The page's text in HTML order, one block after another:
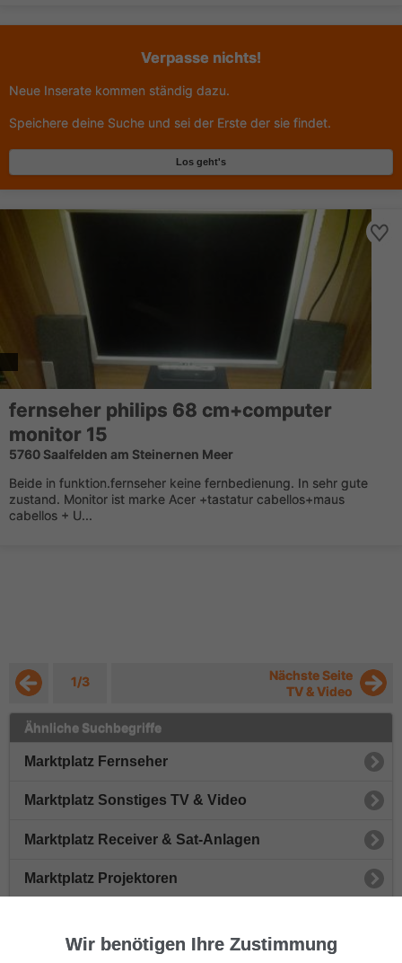
Verpasse nichts!
Neue Inserate kommen ständig dazu.
Speichere deine Suche und sei der Erste der sie findet.
Los geht's
fernseher philips 68 cm+computer
monitor 15
5760 Saalfelden am Steinernen Meer
Beide in funktion.fernseher keine fernbedienung. In sehr gute
zustand. Monitor ist marke Acer +tastatur cabellos+maus
cabellos + U...
1/3
Nächste Seite
TV & Video
Ähnliche Suchbegriffe
Marktplatz Fernseher
Marktplatz Sonstiges TV & Video
Marktplatz Receiver & Sat-Anlagen
Marktplatz Projektoren
Marktplatz Blu-Ray-Player
Wir benötigen Ihre Zustimmung